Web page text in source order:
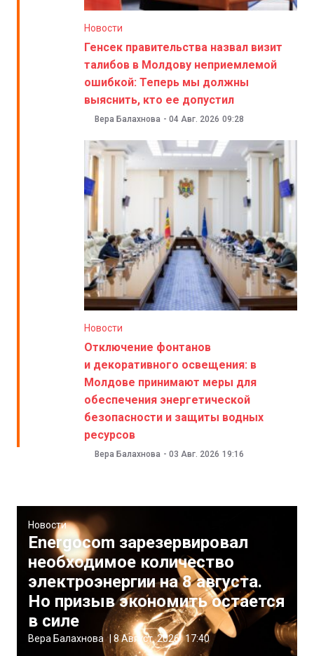
Новости
Генсек правительства назвал визит
талибов в Молдову неприемлемой
ошибкой: Теперь мы должны
выяснить, кто ее допустил
Вера Балахнова - 04 Авг. 2026 09:28
Новости
Отключение фонтанов
и декоративного освещения: в
Молдове принимают меры для
обеспечения энергетической
безопасности и защиты водных
ресурсов
Вера Балахнова - 03 Авг. 2026 19:16
Новости
Energocom зарезервировал
необходимое количество
электроэнергии на 8 августа.
Но призыв экономить остается
в силе
Вера Балахнова 8 Август, 2026 17:40